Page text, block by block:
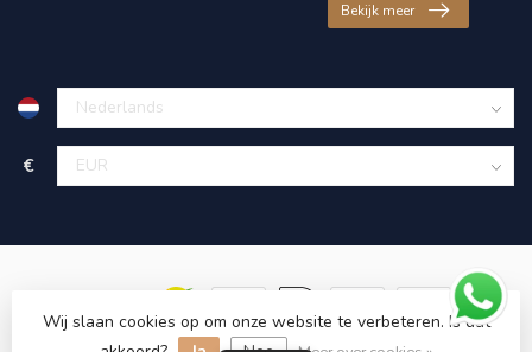
Bekijk meer
€
Wij slaan cookies op om onze website te verbeteren. Is dat